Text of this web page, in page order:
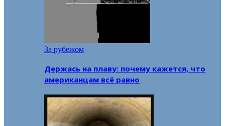
За рубежом
Держась на плаву: почему кажется, что
американцам всё равно